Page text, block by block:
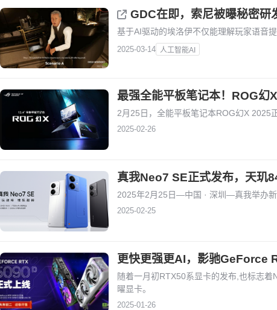
GDC在即，索尼被曝秘密研
基于AI驱动的埃洛伊不仅能理解玩家语音
2025-03-14 人工智能AI
最强全能平板笔记本！ROG幻
2月25日，全能平板笔记本ROG幻X 2025
2025-02-26
真我Neo7 SE正式发布，天玑
2025年2月25日—中国 · 深圳—真我举办新
2025-02-25
更快更强更AI，影驰GeForce
随着一月初RTX50系显卡的发布,也标志
曜显卡。
2025-01-26